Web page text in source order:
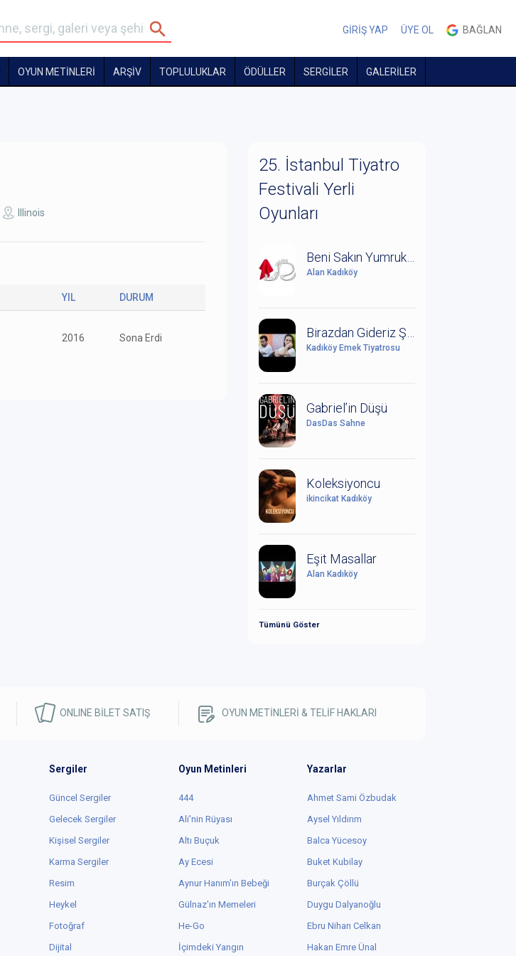
GİRİŞ YAP ÜYE OL BAĞLAN
OYUN METİNLERİ ARŞİV TOPLULUKLAR ÖDÜLLER SERGİLER GALERİLER
Illinois
YIL DURUM
2016 Sona Erdi
25. İstanbul Tiyatro
Festivali Yerli
Oyunları
Alan Kadıköy
Kadıköy Emek Tiyatrosu
Gabriel’in Düşü
DasDas Sahne
Koleksiyoncu
ikincikat Kadıköy
Eşit Masallar
Alan Kadıköy
Tümünü Göster
ONLINE BİLET SATIŞ OYUN METİNLERİ & TELİF HAKLARI
Sergiler
Güncel Sergiler
Gelecek Sergiler
Kişisel Sergiler
Karma Sergiler
Resim
Heykel
Fotoğraf
Dijital
Oyun Metinleri
444
Ali'nin Rüyası
Altı Buçuk
Ay Ecesi
Aynur Hanım'ın Bebeği
Gülnaz'ın Memeleri
He-Go
İçimdeki Yangın
Yazarlar
Ahmet Sami Özbudak
Aysel Yıldırım
Balca Yücesoy
Buket Kubilay
Burçak Çöllü
Duygu Dalyanoğlu
Ebru Nihan Celkan
Hakan Emre Ünal